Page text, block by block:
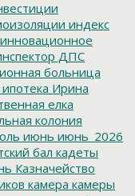
индекс
инновационное
ДПС
больница
ипотека Ирина
елка
колония
июнь июнь_2026
бал кадеты
Казначейство
камера камеры